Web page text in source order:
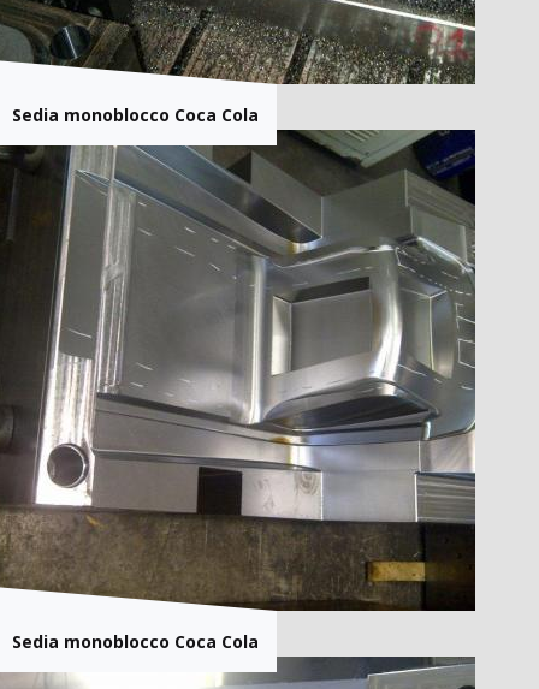
Sedia monoblocco Coca Cola
Sedia monoblocco Coca Cola